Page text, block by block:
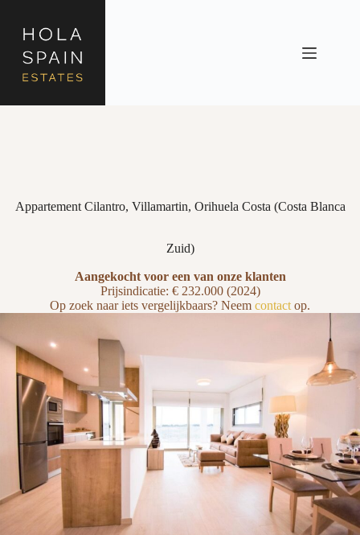
Appartement Cilantro, Villamartin, Orihuela Costa (Costa Blanca
Zuid)
Aangekocht voor een van onze klanten
Prijsindicatie: € 232.000 (2024)
Op zoek naar iets vergelijkbaars? Neem contact op.